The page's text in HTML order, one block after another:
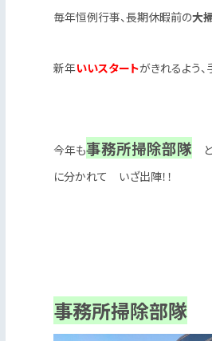
毎年恒例行事、長期休暇前の大
新年いいスタートがきれるよう、
今年も事務所掃除部隊
に分かれて いざ出陣！！
事務所掃除部隊